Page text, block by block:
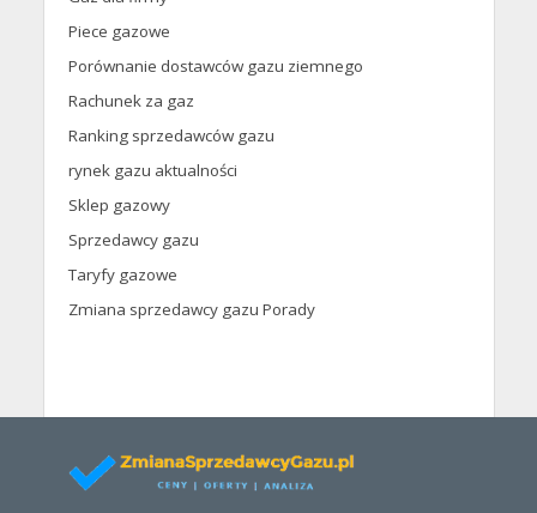
Piece gazowe
Porównanie dostawców gazu ziemnego
Rachunek za gaz
Ranking sprzedawców gazu
rynek gazu aktualności
Sklep gazowy
Sprzedawcy gazu
Taryfy gazowe
Zmiana sprzedawcy gazu Porady